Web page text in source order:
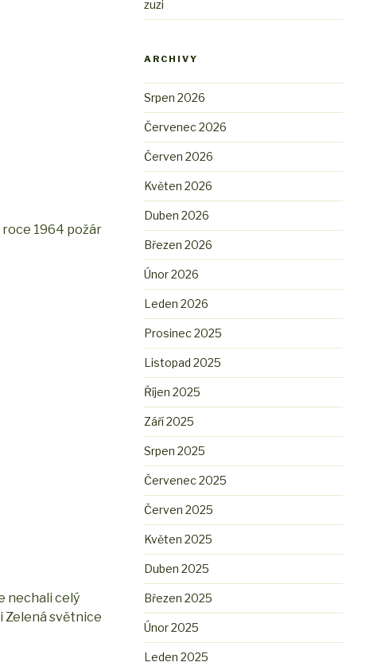
roce 1964 požár
nechali celý
Zelená světnice
zuzi
ARCHIVY
Srpen 2026
Červenec 2026
Červen 2026
Květen 2026
Duben 2026
Březen 2026
Únor 2026
Leden 2026
Prosinec 2025
Listopad 2025
Říjen 2025
Září 2025
Srpen 2025
Červenec 2025
Červen 2025
Květen 2025
Duben 2025
Březen 2025
Únor 2025
Leden 2025